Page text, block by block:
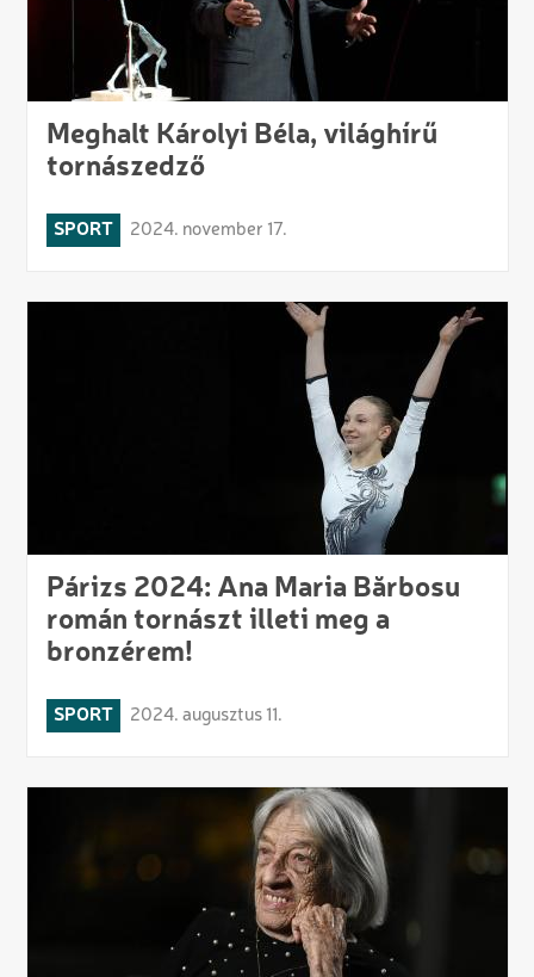
Meghalt Károlyi Béla, világhírű
tornászedző
SPORT 2024. november 17.
Párizs 2024: Ana Maria Bărbosu
román tornászt illeti meg a
bronzérem!
SPORT 2024. augusztus 11.